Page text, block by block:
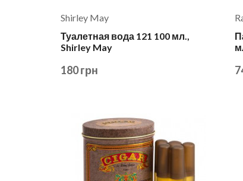
Shirley May
Туалетная вода 121 100 мл.,
Shirley May
180 грн